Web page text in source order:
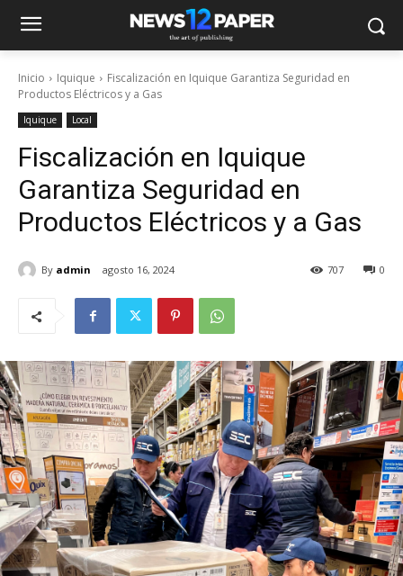
Inicio Iquique
Fiscalización en Iquique Garantiza Seguridad en
Productos Eléctricos y a Gas
Iquique Local
Fiscalización en Iquique
Garantiza Seguridad en
Productos Eléctricos y a Gas
By admin agosto 16, 2024 0
707